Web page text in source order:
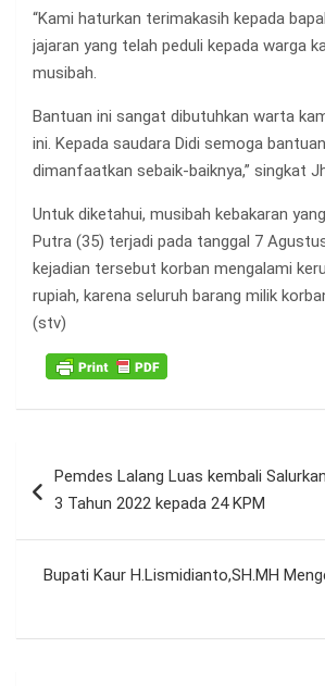
“Kami haturkan terimakasih kepada
jajaran yang telah peduli kepada warga
musibah.
Bantuan ini sangat dibutuhkan warta
ini. Kepada saudara Didi semoga
dimanfaatkan sebaik-baiknya,” singkat
Untuk diketahui, musibah kebakaran
Putra (35) terjadi pada tanggal 7
kejadian tersebut korban mengalami
rupiah, karena seluruh barang milik
(stv)
posPemdes Lalang Luas kembali
3 Tahun 2022 kepada 24 KPM
Bupati Kaur H.Lismidianto,SH.MH